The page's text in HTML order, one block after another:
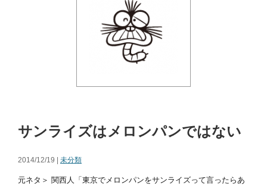
サンライズはメロンパンではない
2014/12/19 | 未分類
元ネタ＞ 関西人「東京でメロンパンをサンライズって言ったらあ